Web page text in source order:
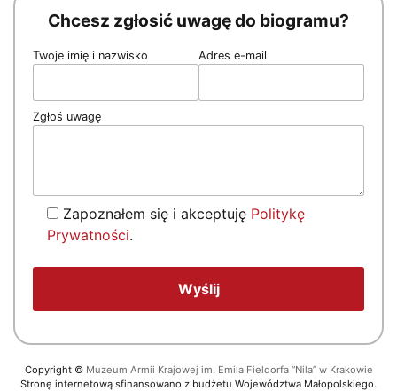
Chcesz zgłosić uwagę do biogramu?
Twoje imię i nazwisko Adres e-mail
Zgłoś uwagę
Zapoznałem się i akceptuję Politykę
Prywatności.
Copyright © Muzeum Armii Krajowej im. Emila Fieldorfa “Nila” w Krakowie
Stronę internetową sfinansowano z budżetu Województwa Małopolskiego.